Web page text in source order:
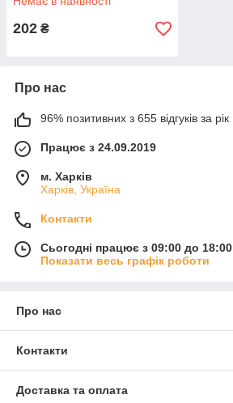
202 ₴
Про нас
96% позитивних з 655 відгуків за рік
Працює з 24.09.2019
м. Харків
Харків, Україна
Контакти
Сьогодні працює з 09:00 до 18:00
Показати весь графік роботи
Про нас
Контакти
Доставка та оплата